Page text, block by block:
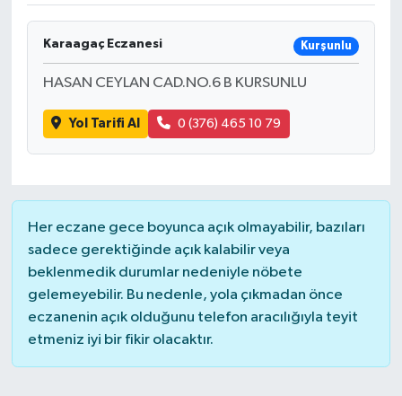
Karaagaç Eczanesi Kurşunlu
HASAN CEYLAN CAD.NO.6 B KURSUNLU
Yol Tarifi Al 0 (376) 465 10 79
Her eczane gece boyunca açık olmayabilir, bazıları
sadece gerektiğinde açık kalabilir veya
beklenmedik durumlar nedeniyle nöbete
gelemeyebilir. Bu nedenle, yola çıkmadan önce
eczanenin açık olduğunu telefon aracılığıyla teyit
etmeniz iyi bir fikir olacaktır.
EĞİTİM
TURİZM
YAZARLAR
RESMİ İLAN